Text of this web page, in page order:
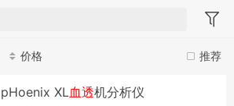
推荐
价格
pHoenix XL血透机分析仪